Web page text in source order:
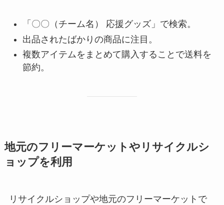
「〇〇（チーム名） 応援グッズ」で検索。
出品されたばかりの商品に注目。
複数アイテムをまとめて購入することで送料を
節約。
地元のフリーマーケットやリサイクルシ
ョップを利用
リサイクルショップや地元のフリーマーケットで